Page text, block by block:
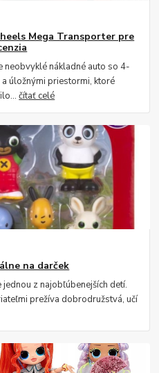
Mega Transporter pre
nákladné auto so 4-
úložnými priestormi, ktoré
čítať celé
na darček
jednou z najobľúbenejších detí.
prežíva dobrodružstvá, učí